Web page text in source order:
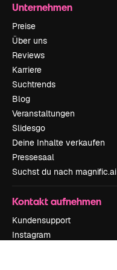
Unternehmen
Preise
Über uns
Reviews
Karriere
Suchtrends
Blog
Veranstaltungen
Slidesgo
Deine Inhalte verkaufen
Pressesaal
Suchst du nach magnific.ai
Kontakt aufnehmen
Kundensupport
Instagram